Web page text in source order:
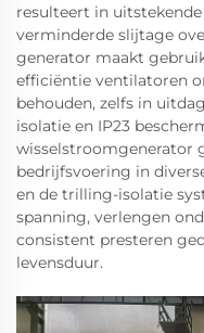
resulteert in
verminderde slijtage
generator maakt
efficiëntie ventilatoren
behouden, zelfs in
isolatie en IP23
wisselstroomgenerator
bedrijfsvoering in
en de trilling-isolatie
spanning, verlengen
consistent presteren
levensduur.